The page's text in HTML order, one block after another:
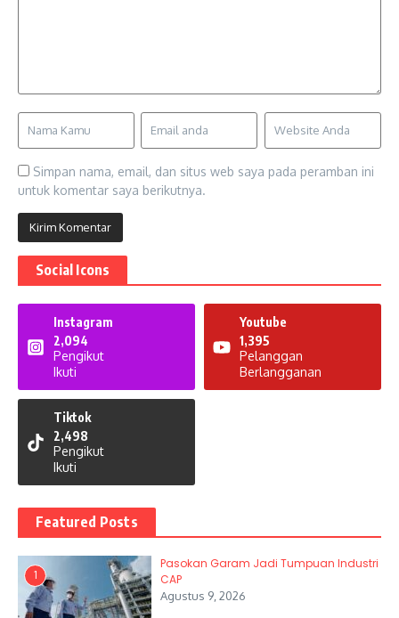
Simpan nama, email, dan situs web saya pada peramban ini
untuk komentar saya berikutnya.
Social Icons
Instagram
2,094
Pengikut
Ikuti
Youtube
1,395
Pelanggan
Berlangganan
Tiktok
2,498
Pengikut
Ikuti
Featured Posts
1
Pasokan Garam Jadi Tumpuan Industri
CAP
Agustus 9, 2026